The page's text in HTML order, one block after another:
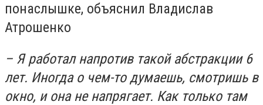
понаслышке, объяснил Владислав
Атрошенко
– Я работал напротив такой абстракции 6
лет. Иногда о чем-то думаешь, смотришь в
окно, и она не напрягает. Как только там